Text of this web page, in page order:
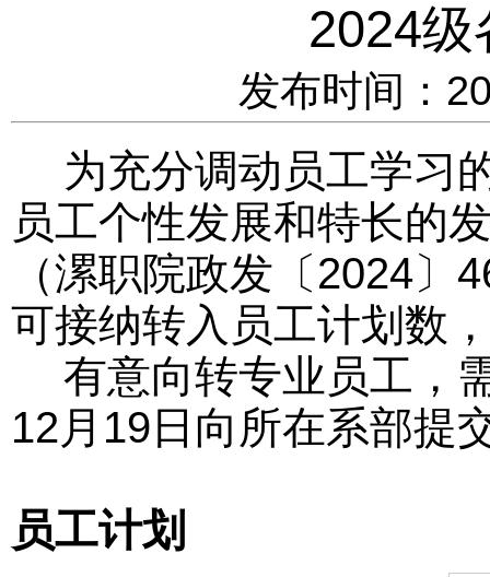
2024
发布时间：
为充分调动员工学习
员工个性发展和特长的
（漯职院政发〔2024〕
可接纳转入员工计划数
有意向转专业员工，
12月19日向所在系部提
员工计划